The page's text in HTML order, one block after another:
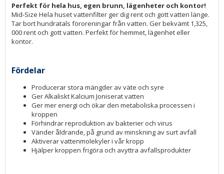
Perfekt för hela hus, egen brunn, lägenheter och kontor!
Mid-Size Hela huset vattenfilter ger dig rent och gott vatten länge.
Tar bort hundratals föroreningar från vatten. Ger bekvämt 1,325,
000 rent och gott vatten. Perfekt för hemmet, lägenhet eller
kontor.
Fördelar
Producerar stora mängder av väte och syre
Ger Alkaliskt Kalcium Joniserat vatten
Ger mer energi och ökar den metaboliska processen i
kroppen
Förhindrar reproduktion av bakterier och virus
Vänder åldrande, på grund av minskning av surt avfall
Aktiverar vattenmolekyler i vår kropp
Hjälper kroppen frigöra och avyttra avfallsprodukter